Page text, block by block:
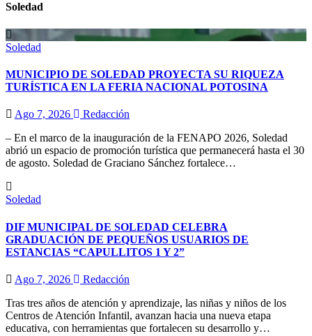
Soledad
Soledad
MUNICIPIO DE SOLEDAD PROYECTA SU RIQUEZA
TURÍSTICA EN LA FERIA NACIONAL POTOSINA
Ago 7, 2026
Redacción
– En el marco de la inauguración de la FENAPO 2026, Soledad
abrió un espacio de promoción turística que permanecerá hasta el 30
de agosto. Soledad de Graciano Sánchez fortalece…
Soledad
DIF MUNICIPAL DE SOLEDAD CELEBRA
GRADUACIÓN DE PEQUEÑOS USUARIOS DE
ESTANCIAS “CAPULLITOS 1 Y 2”
Ago 7, 2026
Redacción
Tras tres años de atención y aprendizaje, las niñas y niños de los
Centros de Atención Infantil, avanzan hacia una nueva etapa
educativa, con herramientas que fortalecen su desarrollo y…